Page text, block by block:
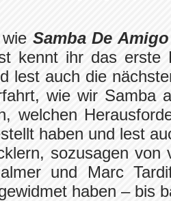
Samba De
kennt ihr das erste
lest auch die
wie wir Samba
welchen
haben und lest
sozusagen von
und Marc
haben – bis